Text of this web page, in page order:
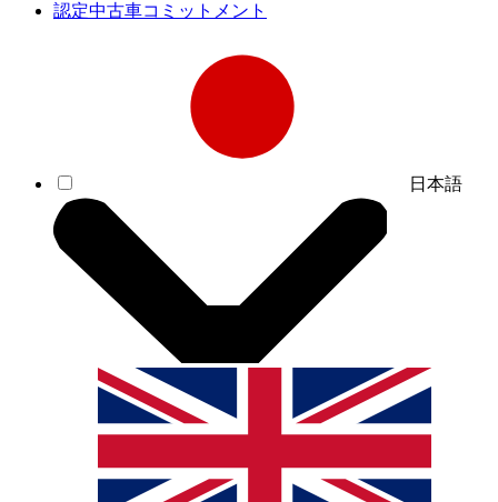
認定中古車コミットメント
日本語